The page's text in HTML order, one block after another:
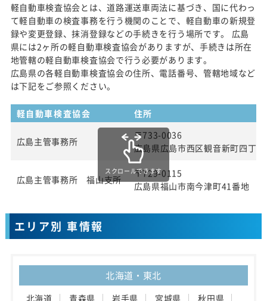
軽自動車検査協会とは、道路運送車両法に基づき、国に代わっ
て軽自動車の検査事務を行う機関のことで、軽自動車の新規登
録や変更登録、抹消登録などの手続きを行う場所です。 広島
県には2ヶ所の軽自動車検査協会がありますが、手続きは所在
地管轄の軽自動車検査協会で行う必要があります。
広島県の各軽自動車検査協会の住所、電話番号、管轄地域など
は下記をご参照ください。
軽自動車検査協会 住所
広島主管事務所
〒733-0036
広島県広島市西区観音新町四丁
広島主管事務所 福山支所
〒729-0115
広島県福山市南今津町41番地
スクロールできます
エリア別 車情報
北海道・東北
北海道 青森県 岩手県 宮城県
秋田県